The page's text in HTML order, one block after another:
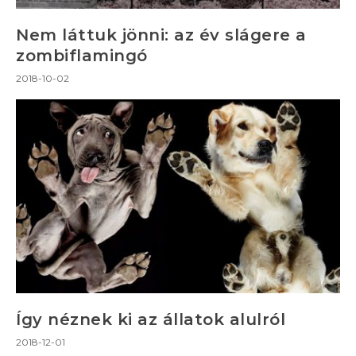
Nem láttuk jönni: az év slágere a
zombiflamingó
2018-10-02
Így néznek ki az állatok alulról
2018-12-01